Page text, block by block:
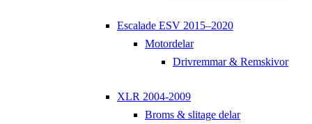
Escalade ESV 2015–2020
Motordelar
Drivremmar & Remskivor
XLR 2004-2009
Broms & slitage delar